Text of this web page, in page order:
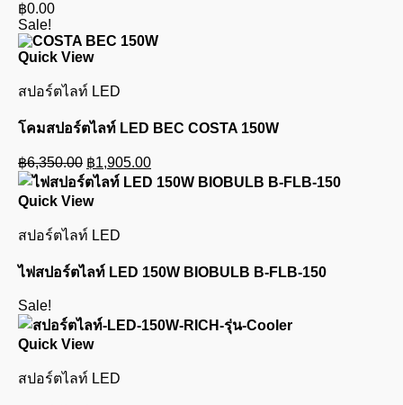
฿0.00
Sale!
Quick View
สปอร์ตไลท์ LED
โคมสปอร์ตไลท์ LED BEC COSTA 150W
฿6,350.00 Original
price
฿6,350.00.
฿1,905.00Current
price
Quick View
สปอร์ตไลท์ LED
ไฟสปอร์ตไลท์ LED 150W BIOBULB B-FLB-150
Sale!
Quick View
สปอร์ตไลท์ LED